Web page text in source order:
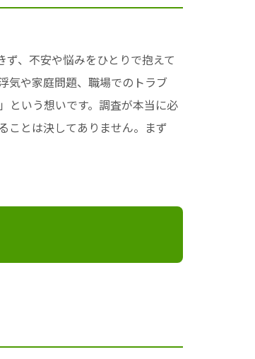
、不安や悩みをひとりで抱えて
気や家庭問題、職場でのトラブ
という想いです。調査が本当に必
ことは決してありません。まず